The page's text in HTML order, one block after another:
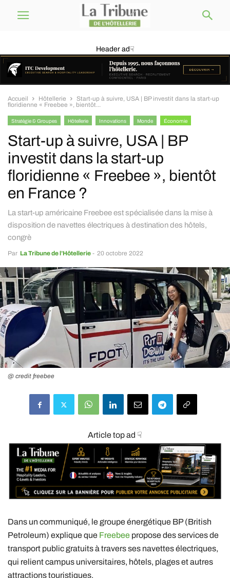
Header ad☟
Accueil Hôtellerie
Start-up à suivre, USA | BP investit dans la start-up
floridienne « Freebee », bientôt...
Stratégie & Groupes Hôtellerie Innovations Monde Économie
Technologie
Start-up à suivre, USA | BP
investit dans la start-up
floridienne « Freebee », bientôt
en France ?
La start-up américaine Freebee est spécialisée dans la mise à
disposition de navettes électriques à destination des hôtels,
congrè
Par La Tribune de l’Hôtellerie - 20 octobre 2022
@ credit freebee
Article top ad ☟
Dans un communiqué, le groupe énergétique BP (British
Petroleum) explique que Freebee propose des services de
transport public gratuits à travers ses navettes électriques,
qui relient campus universitaires, hôtels, plages et autres
attractions touristiques.